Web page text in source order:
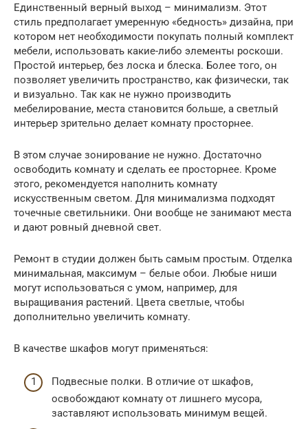
Единственный верный выход – минимализм. Этот
стиль предполагает умеренную «бедность» дизайна, при
котором нет необходимости покупать полный комплект
мебели, использовать какие-либо элементы роскоши.
Простой интерьер, без лоска и блеска. Более того, он
позволяет увеличить пространство, как физически, так
и визуально. Так как не нужно производить
мебелирование, места становится больше, а светлый
интерьер зрительно делает комнату просторнее.
В этом случае зонирование не нужно. Достаточно
освободить комнату и сделать ее просторнее. Кроме
этого, рекомендуется наполнить комнату
искусственным светом. Для минимализма подходят
точечные светильники. Они вообще не занимают места
и дают ровный дневной свет.
Ремонт в студии должен быть самым простым. Отделка
минимальная, максимум – белые обои. Любые ниши
могут использоваться с умом, например, для
выращивания растений. Цвета светлые, чтобы
дополнительно увеличить комнату.
В качестве шкафов могут применяться:
Подвесные полки. В отличие от шкафов,
освобождают комнату от лишнего мусора,
заставляют использовать минимум вещей.